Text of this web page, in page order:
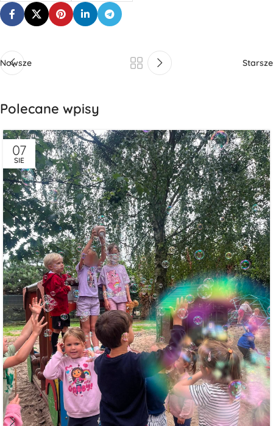
Nowsze Starsze
Polecane wpisy
07
SIE